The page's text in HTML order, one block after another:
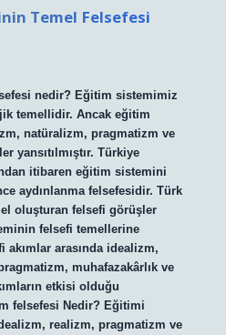
Temel Felsefesi
nedir? Eğitim sistemimiz
temellidir. Ancak eğitim
natüralizm, pragmatizm ve
yansıtılmıştır. Türkiye
itibaren eğitim sistemini
aydınlanma felsefesidir. Türk
oluşturan felsefi görüşler
felsefi temellerine
akımlar arasında idealizm,
muhafazakârlık ve
etkisi olduğu
felsefesi Nedir? Eğitimi
realizm, pragmatizm ve